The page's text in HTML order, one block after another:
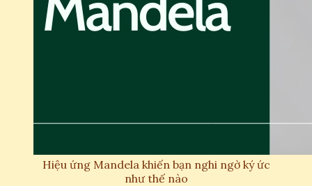
Hiệu ứng Mandela khiến bạn nghi ngờ ký ức
như thế nào